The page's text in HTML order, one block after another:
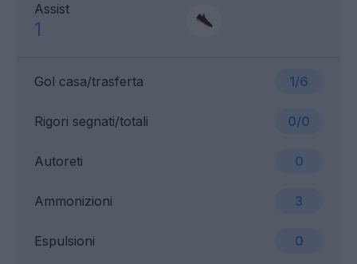
Assist
1
Gol casa/trasferta 1/6
Ammonizioni 3
Rigori segnati/totali 0/0
Espulsioni 0
Autoreti 0